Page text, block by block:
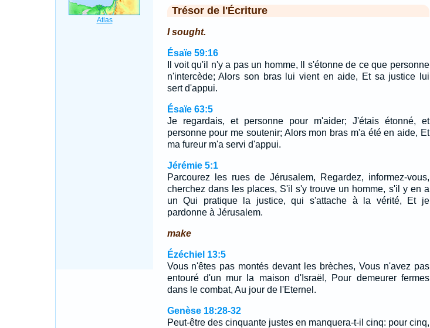
Trésor de l'Écriture
I sought.
Ésaïe 59:16
Il voit qu'il n'y a pas un homme, Il s'étonne de ce que personne
n'intercède; Alors son bras lui vient en aide, Et sa justice lui
sert d'appui.
Ésaïe 63:5
Je regardais, et personne pour m'aider; J'étais étonné, et
personne pour me soutenir; Alors mon bras m'a été en aide, Et
ma fureur m'a servi d'appui.
Jérémie 5:1
Parcourez les rues de Jérusalem, Regardez, informez-vous,
cherchez dans les places, S'il s'y trouve un homme, s'il y en a
un Qui pratique la justice, qui s'attache à la vérité, Et je
pardonne à Jérusalem.
make
Ézéchiel 13:5
Vous n'êtes pas montés devant les brèches, Vous n'avez pas
entouré d'un mur la maison d'Israël, Pour demeurer fermes
dans le combat, Au jour de l'Eternel.
Genèse 18:28-32
Peut-être des cinquante justes en manquera-t-il cinq: pour cinq,